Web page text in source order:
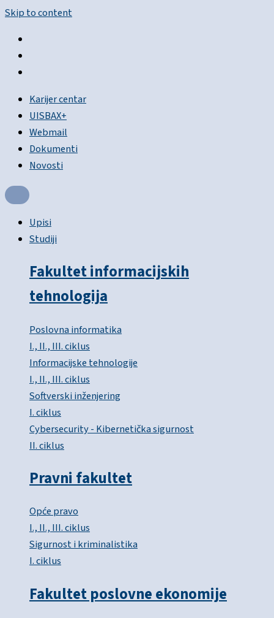
Skip to content
Karijer centar
UISBAX+
Webmail
Dokumenti
Novosti
Upisi
Studiji
Fakultet informacijskih
tehnologija
Poslovna informatika
I., II., III. ciklus
Informacijske tehnologije
I., II., III. ciklus
Softverski inženjering
I. ciklus
Cybersecurity - Kibernetička sigurnost
II. ciklus
Pravni fakultet
Opće pravo
I., II., III. ciklus
Sigurnost i kriminalistika
I. ciklus
Fakultet poslovne ekonomije